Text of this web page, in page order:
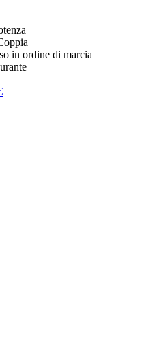
in ordine di marcia